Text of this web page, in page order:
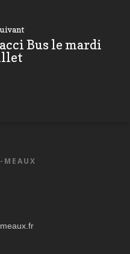
Bus le mardi
MEAUX